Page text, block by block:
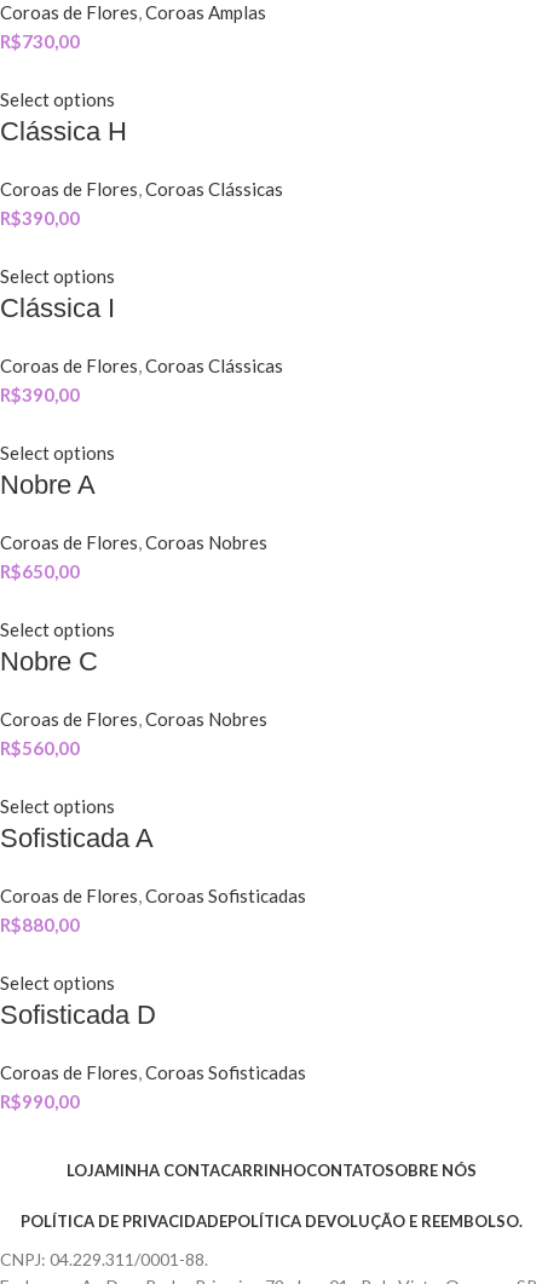
Coroas de Flores,Coroas Amplas
R$730,00
Select options
Clássica H
Coroas de Flores,Coroas Clássicas
R$390,00
Select options
Clássica I
Coroas de Flores,Coroas Clássicas
R$390,00
Select options
Nobre A
Coroas de Flores,Coroas Nobres
R$650,00
Select options
Nobre C
Coroas de Flores,Coroas Nobres
R$560,00
Select options
Sofisticada A
Coroas de Flores,Coroas Sofisticadas
R$880,00
Select options
Sofisticada D
Coroas de Flores,Coroas Sofisticadas
R$990,00
LOJAMINHA CONTACARRINHOCONTATOSOBRE NÓS
POLÍTICA DE PRIVACIDADEPOLÍTICA DEVOLUÇÃO E REEMBOLSO.
CNPJ: 04.229.311/0001-88.